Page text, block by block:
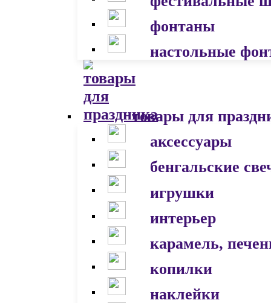
фонтаны
настольные
товары для
аксессуары
бенгальские
игрушки
интерьер
карамель,
копилки
наклейки